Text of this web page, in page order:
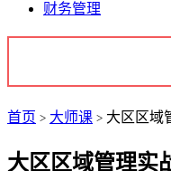
财务管理
首页 > 大师课 > 大区区域
大区区域管理实